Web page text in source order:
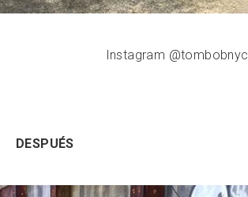
Instagram @tombobnyc
DESPUÉS